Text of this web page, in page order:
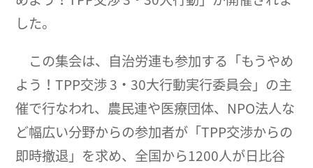
した。
この集会は、自治労連も参加する「もうやめ
よう！TPP交渉 3・30大行動実行委員会」の主
催で行なわれ、農民連や医療団体、NPO法人な
ど幅広い分野からの参加者が「TPP交渉からの
即時撤退」を求め、全国から1200人が日比谷